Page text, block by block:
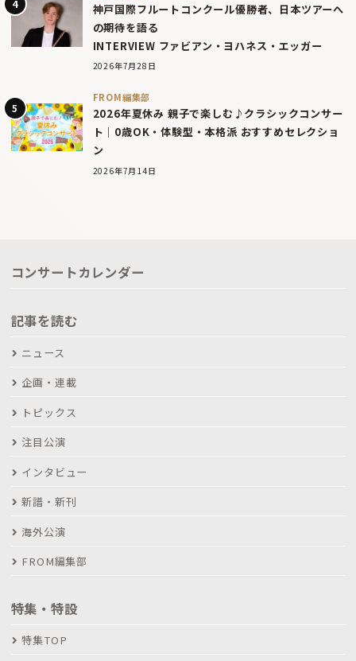
神戸国際フルートコンクール優勝者、日本ツアーへ
の期待を語る
INTERVIEW ファビアン・ヨハネス・エッガー
2026年7月28日
FROM編集部
2026年夏休み 親子で楽しむ♪クラシックコンサー
ト｜0歳OK・体験型・本格派 おすすめセレクショ
ン
2026年7月14日
コンサートカレンダー
記事を読む
ニュース
企画・連載
トピックス
注目公演
インタビュー
新譜・新刊
海外公演
FROM編集部
特集・特設
特集TOP